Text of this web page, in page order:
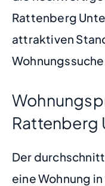
Rattenberg
attraktiven
Rattenberg
Der
eine Wohnung